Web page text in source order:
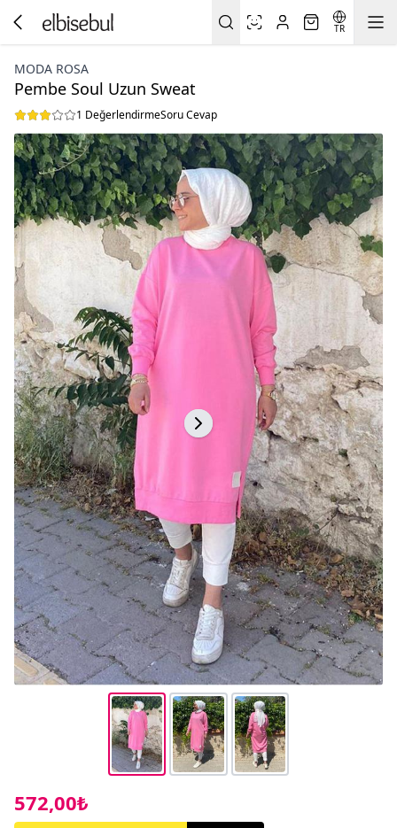
TR
MODA ROSA
Pembe Soul Uzun Sweat
1 DeğerlendirmeSoru Cevap
572,00₺